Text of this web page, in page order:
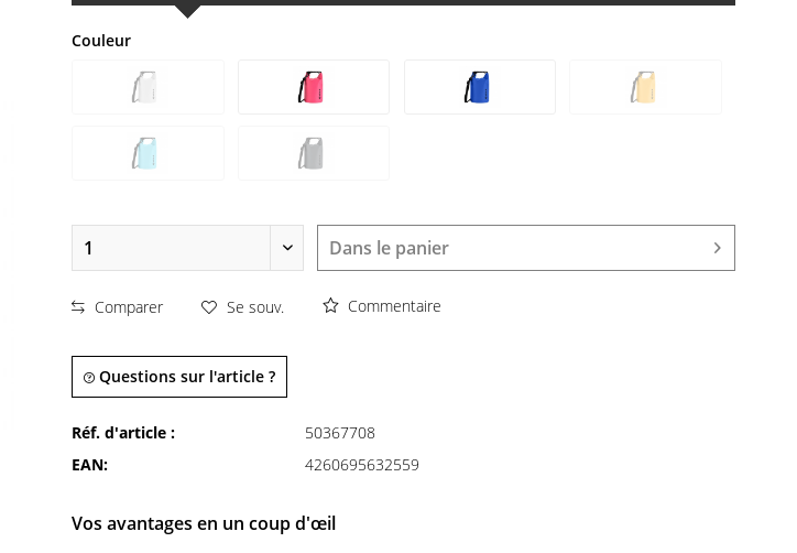
Couleur
Dans le panier
Comparer Se souv. Commentaire
Questions sur l'article ?
Réf. d'article :
50367708
EAN:
4260695632559
Vos avantages en un coup d'œil